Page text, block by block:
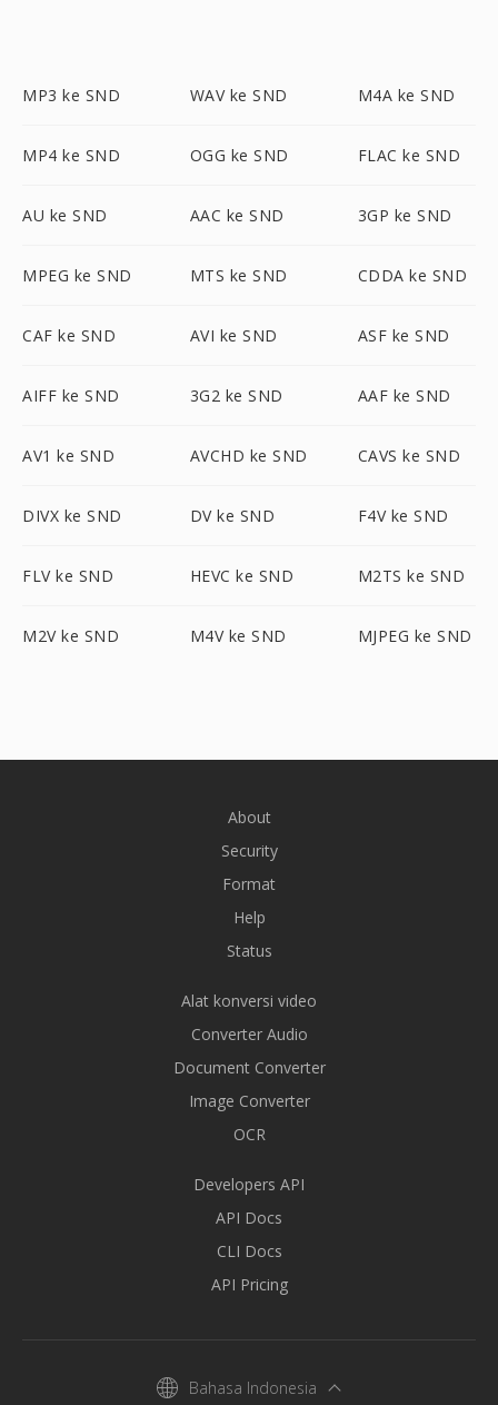
MP3 ke SND WAV ke SND M4A ke SND
MP4 ke SND OGG ke SND FLAC ke SND
AU ke SND AAC ke SND 3GP ke SND
MPEG ke SND MTS ke SND CDDA ke SND
CAF ke SND AVI ke SND ASF ke SND
AIFF ke SND 3G2 ke SND AAF ke SND
AV1 ke SND AVCHD ke SND CAVS ke SND
DIVX ke SND DV ke SND F4V ke SND
FLV ke SND HEVC ke SND M2TS ke SND
M2V ke SND M4V ke SND MJPEG ke SND
About
Security
Format
Help
Status
Alat konversi video
Converter Audio
Document Converter
Image Converter
OCR
Developers API
API Docs
CLI Docs
API Pricing
Bahasa Indonesia